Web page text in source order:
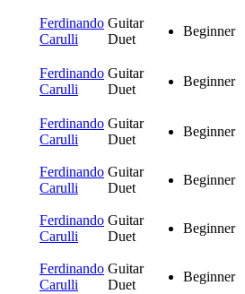
Ferdinando
Carulli
Guitar
Duet
Beginner
Ferdinando
Carulli
Guitar
Duet
Beginner
Ferdinando
Carulli
Guitar
Duet
Beginner
Ferdinando
Carulli
Guitar
Duet
Beginner
Ferdinando
Carulli
Guitar
Duet
Beginner
Ferdinando
Carulli
Guitar
Duet
Beginner